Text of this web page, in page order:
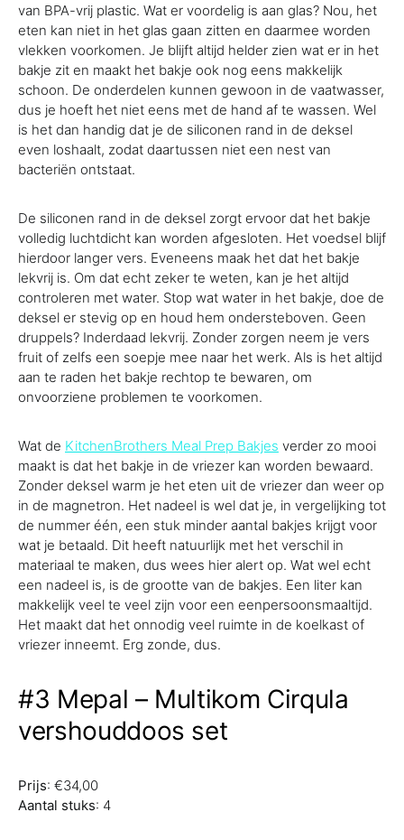
van BPA-vrij plastic. Wat er voordelig is aan glas? Nou, het
eten kan niet in het glas gaan zitten en daarmee worden
vlekken voorkomen. Je blijft altijd helder zien wat er in het
bakje zit en maakt het bakje ook nog eens makkelijk
schoon. De onderdelen kunnen gewoon in de vaatwasser,
dus je hoeft het niet eens met de hand af te wassen. Wel
is het dan handig dat je de siliconen rand in de deksel
even loshaalt, zodat daartussen niet een nest van
bacteriën ontstaat.
De siliconen rand in de deksel zorgt ervoor dat het bakje
volledig luchtdicht kan worden afgesloten. Het voedsel blijf
hierdoor langer vers. Eveneens maak het dat het bakje
lekvrij is. Om dat echt zeker te weten, kan je het altijd
controleren met water. Stop wat water in het bakje, doe de
deksel er stevig op en houd hem ondersteboven. Geen
druppels? Inderdaad lekvrij. Zonder zorgen neem je vers
fruit of zelfs een soepje mee naar het werk. Als is het altijd
aan te raden het bakje rechtop te bewaren, om
onvoorziene problemen te voorkomen.
Wat de KitchenBrothers Meal Prep Bakjes verder zo mooi
maakt is dat het bakje in de vriezer kan worden bewaard.
Zonder deksel warm je het eten uit de vriezer dan weer op
in de magnetron. Het nadeel is wel dat je, in vergelijking tot
de nummer één, een stuk minder aantal bakjes krijgt voor
wat je betaald. Dit heeft natuurlijk met het verschil in
materiaal te maken, dus wees hier alert op. Wat wel echt
een nadeel is, is de grootte van de bakjes. Een liter kan
makkelijk veel te veel zijn voor een eenpersoonsmaaltijd.
Het maakt dat het onnodig veel ruimte in de koelkast of
vriezer inneemt. Erg zonde, dus.
#3 Mepal – Multikom Cirqula
vershouddoos set
Prijs: €34,00
Aantal stuks: 4